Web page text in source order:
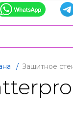
/ Защитное